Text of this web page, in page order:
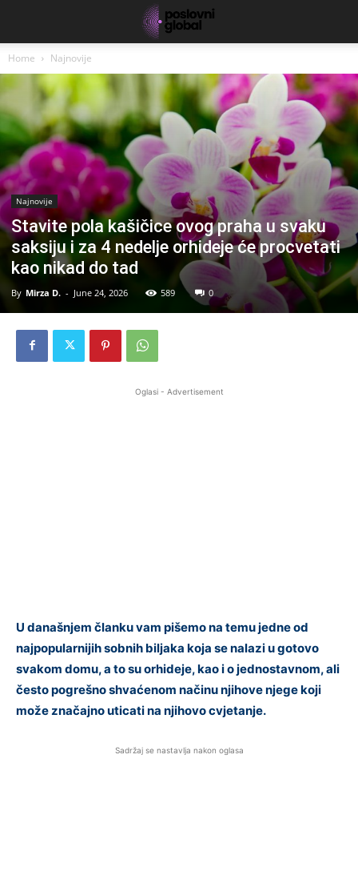
Home Najnovije
Najnovije
Stavite pola kašičice ovog praha u svaku
saksiju i za 4 nedelje orhideje će procvetati
kao nikad do tad
By Mirza D. - June 24, 2026 589 0
Oglasi - Advertisement
U današnjem članku vam pišemo na temu jedne od
najpopularnijih sobnih biljaka koja se nalazi u gotovo
svakom domu, a to su orhideje, kao i o jednostavnom, ali
često pogrešno shvaćenom načinu njihove njege koji
može značajno uticati na njihovo cvjetanje.
Sadržaj se nastavlja nakon oglasa